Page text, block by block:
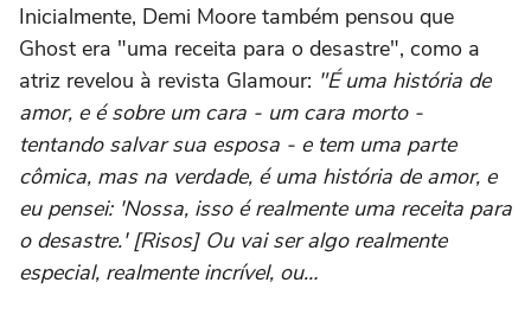
Inicialmente, Demi Moore também pensou que
Ghost era "uma receita para o desastre", como a
atriz revelou à revista Glamour: "É uma história de
amor, e é sobre um cara - um cara morto -
tentando salvar sua esposa - e tem uma parte
cômica, mas na verdade, é uma história de amor, e
eu pensei: 'Nossa, isso é realmente uma receita para
o desastre.' [Risos] Ou vai ser algo realmente
especial, realmente incrível, ou…